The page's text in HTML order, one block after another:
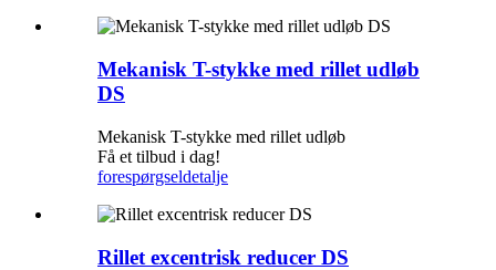
Mekanisk T-stykke med rillet udløb
DS
Mekanisk T-stykke med rillet udløb
Få et tilbud i dag!
forespørgseldetalje
Rillet excentrisk reducer DS